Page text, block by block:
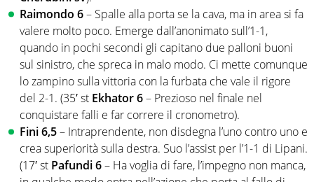
Raimondo 6– Spalle alla porta se la cava, ma in area si fa
valere molto poco. Emerge dall’anonimato sull’1-1,
quando in pochi secondi gli capitano due palloni buoni
sul sinistro, che spreca in malo modo. Ci mette comunque
lo zampino sulla vittoria con la furbata che vale il rigore
del 2-1. (35′ st Ekhator 6– Prezioso nel finale nel
conquistare falli e far correre il cronometro).
Fini6,5– Intraprendente, non disdegna l’uno contro uno e
crea superiorità sulla destra. Suo l’assist per l’1-1 di Lipani.
(17′ st Pafundi 6– Ha voglia di fare, l’impegno non manca,